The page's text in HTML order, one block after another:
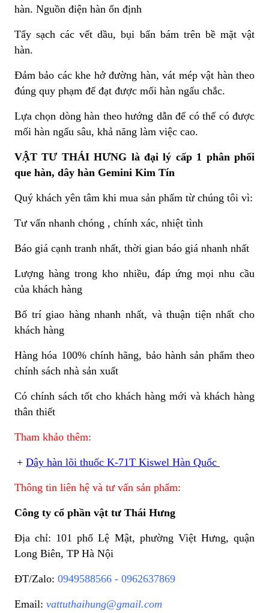
hàn. Nguồn điện hàn ổn định
Tẩy sạch các vết dầu, bụi bẩn bám trên bề mặt vật
hàn.
Đảm bảo các khe hở đường hàn, vát mép vật hàn theo
đúng quy phạm để đạt được mối hàn ngấu chắc.
Lựa chọn dòng hàn theo hướng dẫn để có thể có được
mối hàn ngấu sâu, khả năng làm việc cao.
VẬT TƯ THÁI HƯNG là đại lý cấp 1 phân phối
que hàn, dây hàn Gemini Kim Tín
Quý khách yên tâm khi mua sản phẩm từ chúng tôi vì:
Tư vấn nhanh chóng , chính xác, nhiệt tình
Báo giá cạnh tranh nhất, thời gian báo giá nhanh nhất
Lượng hàng trong kho nhiều, đáp ứng mọi nhu cầu
của khách hàng
Bố trí giao hàng nhanh nhất, và thuận tiện nhất cho
khách hàng
Hàng hóa 100% chính hãng, bảo hành sản phẩm theo
chính sách nhà sản xuất
Có chính sách tốt cho khách hàng mới và khách hàng
thân thiết
Tham khảo thêm:
+ Dây hàn lõi thuốc K-71T Kiswel Hàn Quốc
Thông tin liên hệ và tư vấn sản phẩm:
Công ty cổ phần vật tư Thái Hưng
Địa chỉ: 101 phố Lệ Mật, phường Việt Hưng, quận
Long Biên, TP Hà Nội
ĐT/Zalo: 0949588566 - 0962637869
Email: vattuthaihung@gmail.com